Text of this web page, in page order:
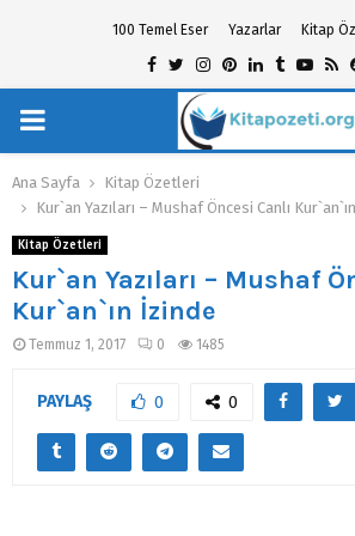
100 Temel Eser Yazarlar Kitap
Facebook
TwitterInstagram
Pinterest
Linkedin
Tumblr
PRIMARY
MENU
Ana Sayfa
Kitap Özetleri
Kur`an Yazıları – Mushaf Öncesi Canlı
Kitap Özetleri
Kur`an Yazıları – Mushaf
Kur`an`ın İzinde
Temmuz 1, 2017 0 1485
PAYLAŞ 0 0